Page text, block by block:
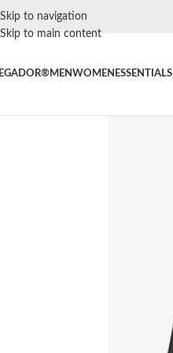
Skip to navigation
Skip to main content
MENWOMEN ESSENTIALS